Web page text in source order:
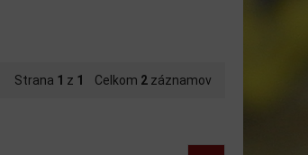
Strana 1 z 1 Celkom 2 záznamov